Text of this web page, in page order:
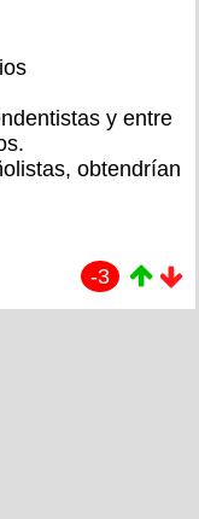
y entre
obtendrían
-3